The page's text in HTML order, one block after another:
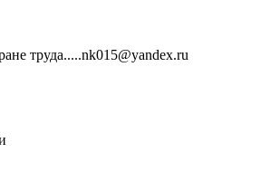
труда.....nk015@yandex.ru